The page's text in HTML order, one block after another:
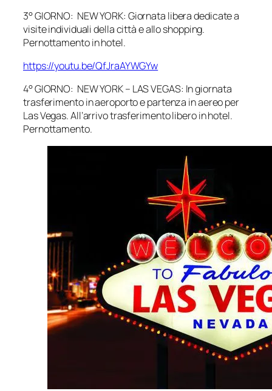
3° GIORNO: NEW YORK: Giornata libera dedicate a
visite individuali della città e allo shopping.
Pernottamento in hotel.
https://youtu.be/QfJraAYWGYw
4° GIORNO: NEW YORK – LAS VEGAS: In giornata
trasferimento in aeroporto e partenza in aereo per
Las Vegas. All’arrivo trasferimento libero in hotel.
Pernottamento.